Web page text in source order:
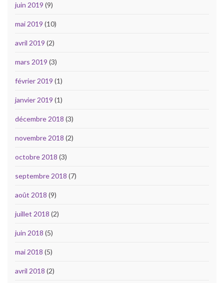
juin 2019 (9)
mai 2019 (10)
avril 2019 (2)
mars 2019 (3)
février 2019 (1)
janvier 2019 (1)
décembre 2018 (3)
novembre 2018 (2)
octobre 2018 (3)
septembre 2018 (7)
août 2018 (9)
juillet 2018 (2)
juin 2018 (5)
mai 2018 (5)
avril 2018 (2)